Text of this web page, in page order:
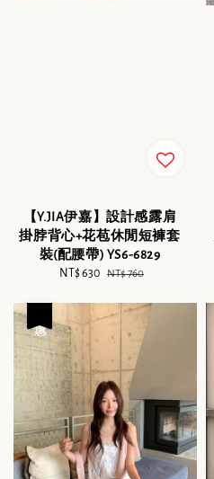
【Y.JIA伊嘉】設計感露肩
掛脖背心+花苞休閒短褲套
裝(配腰帶) YS6-6829
Sale
NT$ 630 Regular
NT$ 760